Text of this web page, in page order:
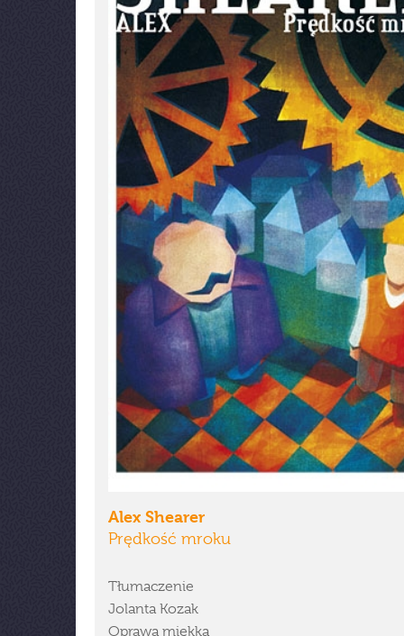
Alex Shearer
Prędkość mroku
Tłumaczenie
Jolanta Kozak
Oprawa miękka